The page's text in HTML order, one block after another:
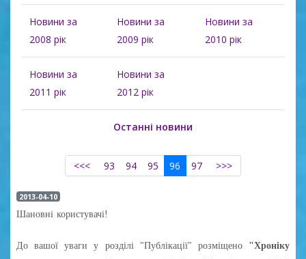
Новини за
2008 рік
Новини за
2009 рік
Новини за
2010 рік
Новини за
2011 рік
Новини за
2012 рік
Останні новини
<<< 93 94 95 96 97 >>>
2013-04-10
Шановні користувачі!
До вашої уваги у розділі "Публікації" розміщено"Хроніку